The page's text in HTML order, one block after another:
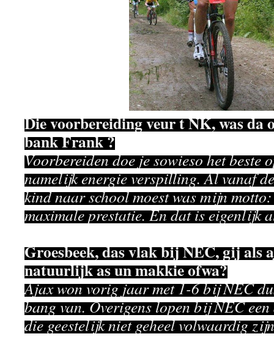
Die voorbereiding veur t NK, was da
bank Frank ?
Voorbereiden doe je sowieso het beste
namelijk energie verspilling. Al vanaf
kind naar school moest was mijn
maximale prestatie. En dat is eigenlijk
Groesbeek, das vlak bij NEC, gij als
natuurlijk as un makkie ofwa?
Ajax won vorig jaar met 1-6 bij NEC
bang van. Overigens lopen bij NEC
die geestelijk niet geheel volwaardig